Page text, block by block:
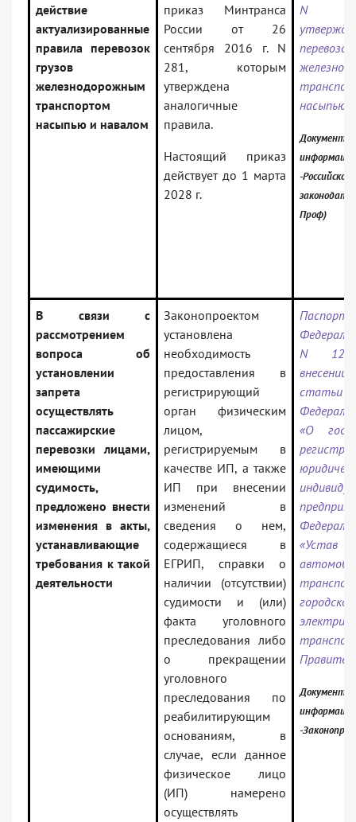
действие
актуализированные
правила перевозок
грузов
железнодорожным
транспортом
насыпью и навалом
приказ Минтранса
России от 26
сентября 2016 г. N
281, которым
утверждена
аналогичные
правила.
Настоящий приказ
действует до 1 марта
2028 г.
N
насыпью
Документ
-Российское
Проф)
В связи с
рассмотрением
вопроса об
установлении
запрета
осуществлять
пассажирские
перевозки лицами,
имеющими
судимость,
предложено внести
изменения в акты,
устанавливающие
требования к такой
деятельности
Законопроектом
установлена
необходимость
предоставления в
регистрирующий
орган физическим
лицом,
регистрируемым в
качестве ИП, а также
ИП при внесении
изменений в
сведения о нем,
содержащиеся в
ЕГРИП, справки о
наличии (отсутствии)
судимости и (или)
факта уголовного
преследования либо
о прекращении
уголовного
преследования по
реабилитирующим
основаниям, в
случае, если данное
физическое лицо
(ИП) намерено
осуществлять
N
внесении
статьи
«О
«Устав
Документ
-